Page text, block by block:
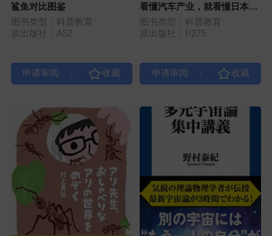
鲨鱼对比图鉴
图书类型：科普教育
原出版社：A52
看懂汽车产业，就看懂日本经
济，是真的吗？
图书类型：科普教育
原出版社：P275